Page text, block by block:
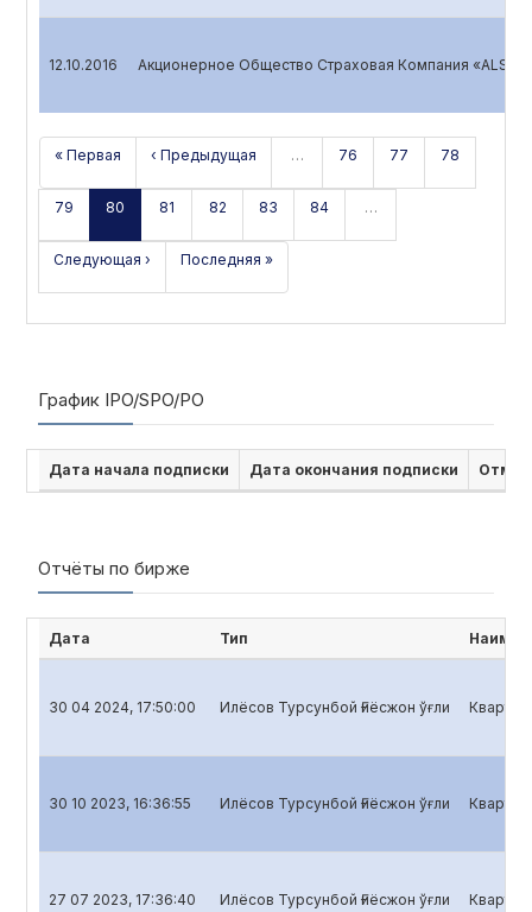
12.10.2016 Акционерное Общество Страховая Компания
« Первая ‹ Предыдущая … 76 77 78
79 80 81 82 83 84 …
Следующая › Последняя »
График IPO/SPO/PO
Дата начала подписки Дата окончания подписки
Отчёты по бирже
Дата Тип
30 04 2024, 17:50:00 Илёсов Турсунбой Ғиёсжон ўғли
30 10 2023, 16:36:55 Илёсов Турсунбой Ғиёсжон ўғли
27 07 2023, 17:36:40 Илёсов Турсунбой Ғиёсжон ўғли